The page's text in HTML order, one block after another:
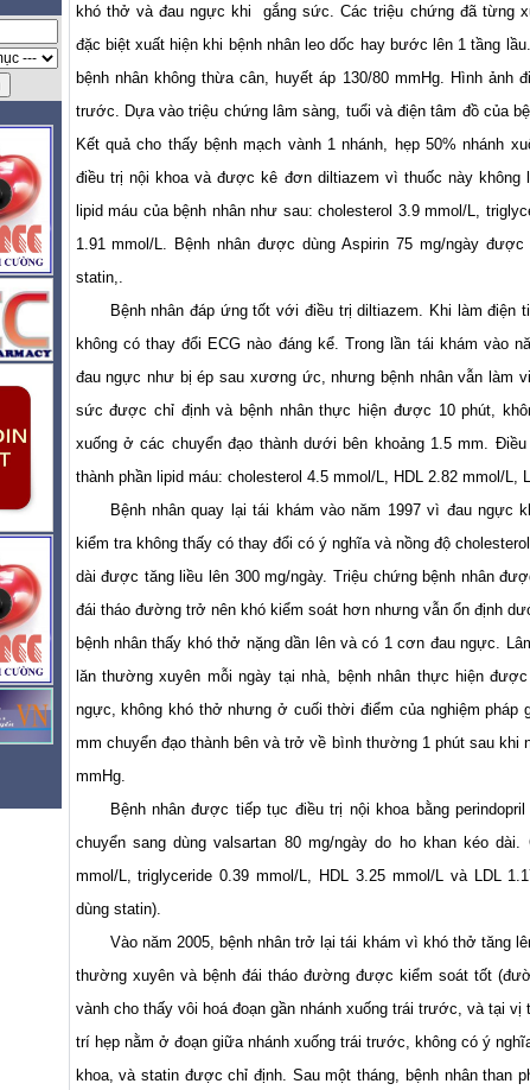
khó thở và đau ngực khi
gắng sức. Các triệu chứng đã từng
đặc biệt xuất hiện khi bệnh nhân leo dốc hay b­ước lên 1 tầng
bệnh nhân không thừa cân, huyết áp 130/80 mmHg. Hình ảnh
trước. Dựa vào triệu chứng lâm sàng, tuổi và điện tâm đồ của
Kết quả cho thấy bệnh mạch vành 1 nhánh, hẹp 50% nhánh
điều trị nội khoa và được kê đơn diltiazem vì thuốc này không
lipid máu của bệnh nhân như­ sau: cholesterol 3.9 mmol/L,
1.91 mmol/L. Bệnh nhân được dùng Aspirin 75 mg/ngày
statin,.
Bệnh nhân đáp ứng tốt với điều trị diltiazem. Khi làm
không có thay đổi ECG nào đáng kể. Trong lần tái khám vào
đau ngực như­ bị ép sau xương ức, nhưng bệnh nhân vẫn làm
sức được chỉ định và bệnh nhân thực hiện được 10 phút,
xuống ở các chuyển đạo thành dư­ới bên khoảng 1.5 mm.
thành phần lipid máu: cholesterol 4.5 mmol/L, HDL 2.82 mmol/L,
Bệnh nhân quay lại tái khám vào năm 1997 vì đau ngực
kiểm tra không thấy có thay đổi có ý nghĩa và nồng độ
dài được tăng liều lên 300 mg/ngày. Triệu chứng bệnh nhân
đái tháo đường trở nên khó kiểm soát hơn nhưng vẫn ổn định
bệnh nhân thấy khó thở nặng dần lên và có 1 cơn đau ngực.
lăn thường xuyên mỗi ngày tại nhà, bệnh nhân thực hiện
ngực, không khó thở nhưng ở cuối thời điểm của nghiệm pháp
mm chuyển đạo thành bên và trở về bình thường 1 phút sau khi
mmHg.
Bệnh nhân được tiếp tục điều trị nội khoa bằng
chuyển sang dùng valsartan 80 mg/ngày do ho khan kéo
mmol/L, triglyceride 0.39 mmol/L, HDL 3.25 mmol/L và LDL
dùng statin).
Vào năm 2005, bệnh nhân trở lại tái khám vì khó thở tăng
thường xuyên và bệnh đái tháo đường được kiểm soát tốt
vành cho thấy vôi hoá đoạn gần nhánh xuống trái trước, và tại
trí hẹp nằm ở đoạn giữa nhánh xuống trái trước, không có ý
khoa, và statin được chỉ định. Sau một tháng, bệnh nhân than